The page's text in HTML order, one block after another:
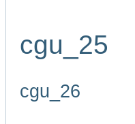
cgu_25
cgu_26